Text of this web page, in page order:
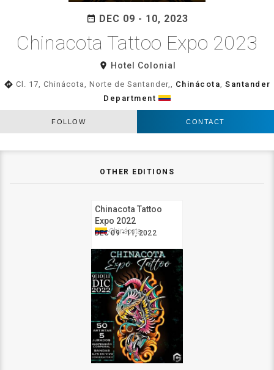
date_range DEC 09 - 10, 2023
Chinacota Tattoo Expo 2023
room Hotel Colonial
directions Cl. 17, Chinácota, Norte de Santander,, Chinácota, Santander
Department
FOLLOW CONTACT
OTHER EDITIONS
Chinacota Tattoo
Expo 2022
DEC 09 - 11, 2022
Chinácota